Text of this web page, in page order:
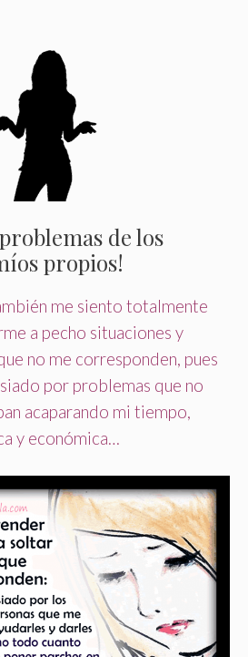
de los
propios!
me siento totalmente
a pecho situaciones y
no me corresponden, pues
por problemas que no
acaparando mi tiempo,
y económica…